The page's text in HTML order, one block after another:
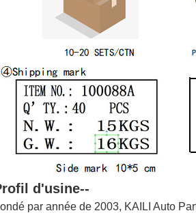
d'usine--
par année de 2003, KAILI Auto